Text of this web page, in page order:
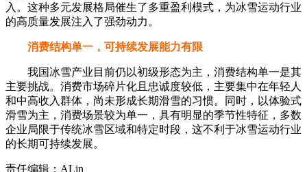
入。这种多元发展格局催生了多重盈利模式，为冰雪运动行业
的高质量发展注入了强劲动力。
消费结构单一，可持续发展能力有限
我国冰雪产业目前仍以初级形态为主，消费结构单一是其
主要挑战。消费市场碎片化且忠诚度较低，主要集中在年轻人
和中高收入群体，尚未形成长期滑雪的习惯。同时，以体验式
滑雪为主，消费场景较为单一，具有明显的季节性特征，多数
企业局限于传统冰雪区域和特定时段，这不利于冰雪运动行业
的长期可持续发展。
责任编辑：ALin